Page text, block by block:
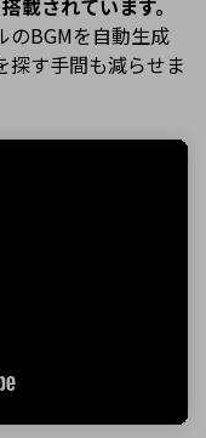
載されています。
のBGMを自動生成
探す手間も減らせま